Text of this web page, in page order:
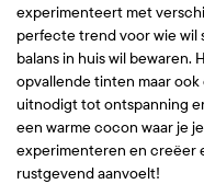
experimenteert met
perfecte trend voor wie wil
balans in huis wil bewaren.
opvallende tinten maar
uitnodigt tot ontspanning
een warme cocon waar je
experimenteren en creëer
rustgevend aanvoelt!